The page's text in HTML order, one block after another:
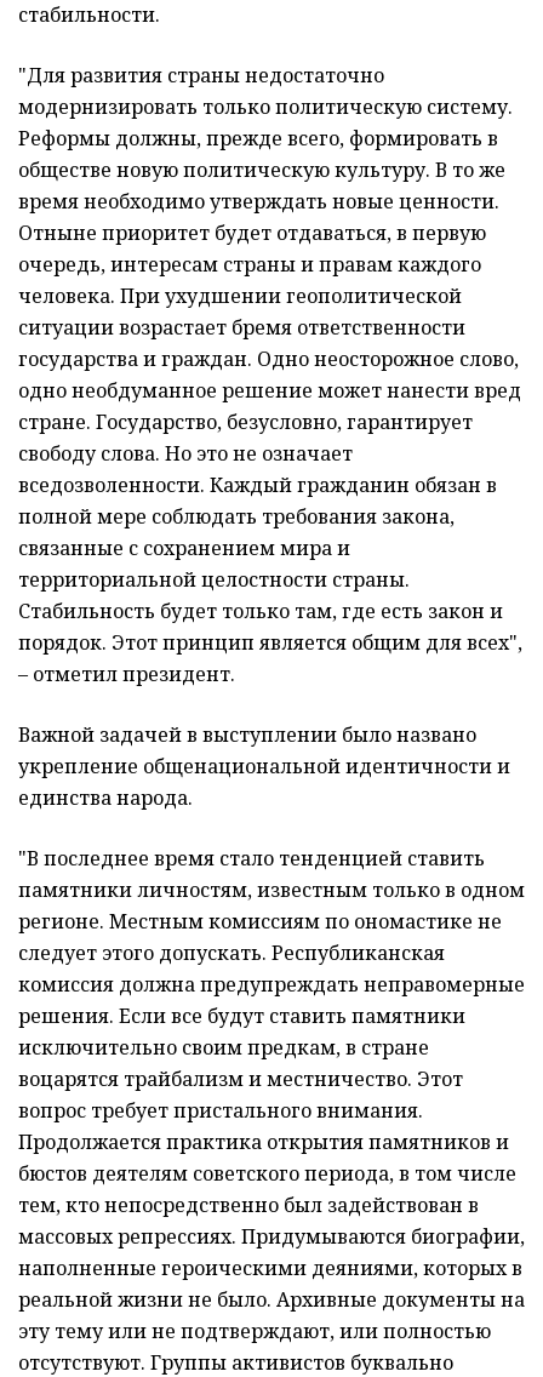
стабильности.
"Для развития страны недостаточно
модернизировать только политическую систему.
Реформы должны, прежде всего, формировать в
обществе новую политическую культуру. В то же
время необходимо утверждать новые ценности.
Отныне приоритет будет отдаваться, в первую
очередь, интересам страны и правам каждого
человека. При ухудшении геополитической
ситуации возрастает бремя ответственности
государства и граждан. Одно неосторожное слово,
одно необдуманное решение может нанести вред
стране. Государство, безусловно, гарантирует
свободу слова. Но это не означает
вседозволенности. Каждый гражданин обязан в
полной мере соблюдать требования закона,
связанные с сохранением мира и
территориальной целостности страны.
Стабильность будет только там, где есть закон и
порядок. Этот принцип является общим для всех",
– отметил президент.
Важной задачей в выступлении было названо
укрепление общенациональной идентичности и
единства народа.
"В последнее время стало тенденцией ставить
памятники личностям, известным только в одном
регионе. Местным комиссиям по ономастике не
следует этого допускать. Республиканская
комиссия должна предупреждать неправомерные
решения. Если все будут ставить памятники
исключительно своим предкам, в стране
воцарятся трайбализм и местничество. Этот
вопрос требует пристального внимания.
Продолжается практика открытия памятников и
бюстов деятелям советского периода, в том числе
тем, кто непосредственно был задействован в
массовых репрессиях. Придумываются биографии,
наполненные героическими деяниями, которых в
реальной жизни не было. Архивные документы на
эту тему или не подтверждают, или полностью
отсутствуют. Группы активистов буквально